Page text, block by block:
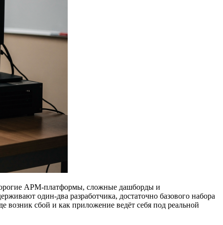
APM-платформы, сложные дашборды и
один-два разработчика, достаточно базового набора
сбой и как приложение ведёт себя под реальной